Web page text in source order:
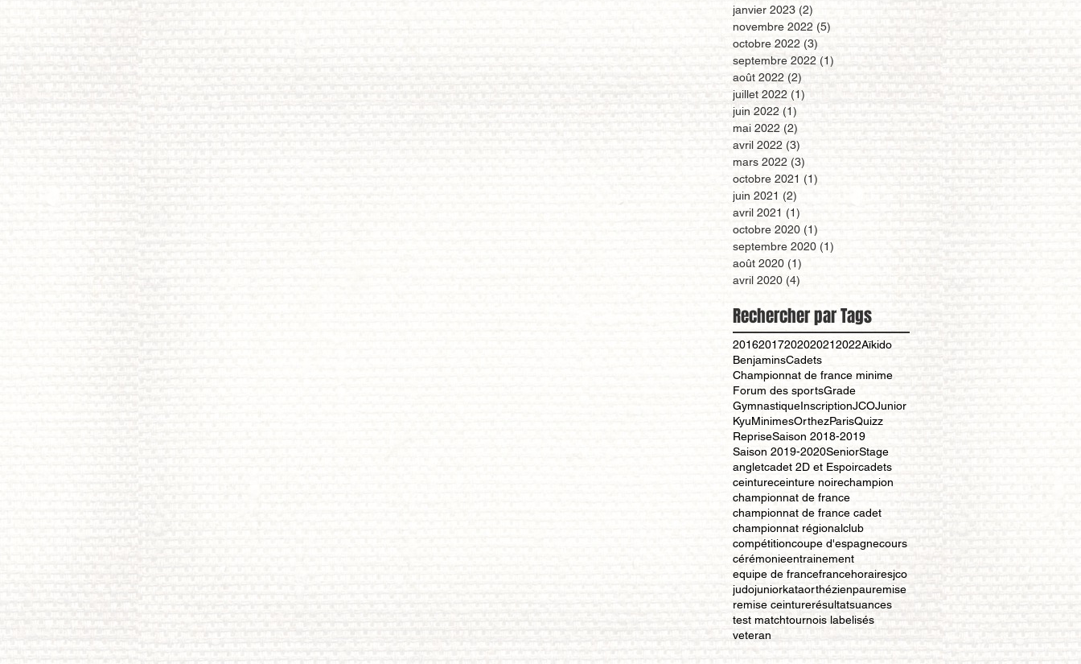
janvier 2023 (2)
novembre 2022 (5)
octobre 2022 (3)
septembre 2022 (1)
août 2022 (2)
juillet 2022 (1)
juin 2022 (1)
mai 2022 (2)
avril 2022 (3)
mars 2022 (3)
octobre 2021 (1)
juin 2021 (2)
avril 2021 (1)
octobre 2020 (1)
septembre 2020 (1)
août 2020 (1)
avril 2020 (4)
Rechercher par Tags
20162017202020212022Aïkido
BenjaminsCadets
Championnat de france minime
Forum des sportsGrade
GymnastiqueInscriptionJCOJunior
KyuMinimesOrthezParisQuizz
RepriseSaison 2018-2019
Saison 2019-2020SeniorStage
angletcadet 2D et Espoircadets
ceintureceinture noirechampion
championnat de france
championnat de france cadet
championnat régionalclub
compétitioncoupe d'espagnecours
cérémonieentrainement
equipe de francefrancehorairesjco
judojuniorkataorthézienpauremise
remise ceinturerésultatsuances
test matchtournois labelisés
veteran